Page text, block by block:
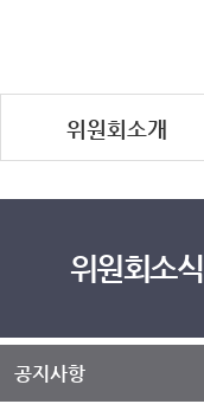
위원회소개
위원회소식
공지사항